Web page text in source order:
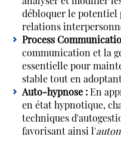
débloquer le potentiel
relations
Process
communication et la
essentielle pour
stable tout en
Auto-hypnose :En
en état hypnotique,
techniques
favorisant ainsi l'